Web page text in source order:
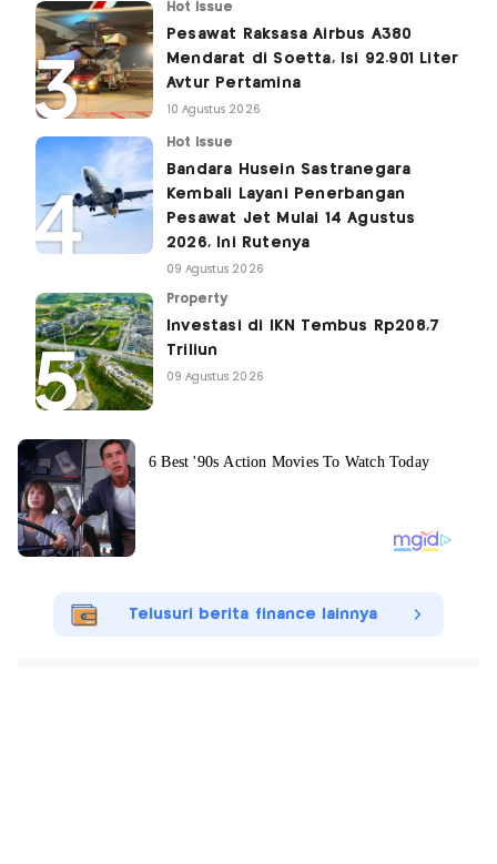
Hot Issue
Pesawat Raksasa Airbus A380
Mendarat di Soetta, Isi 92.901 Liter
Avtur Pertamina
10 Agustus 2026
Hot Issue
Bandara Husein Sastranegara
Kembali Layani Penerbangan
Pesawat Jet Mulai 14 Agustus
2026, Ini Rutenya
09 Agustus 2026
Property
Investasi di IKN Tembus Rp208,7
Triliun
09 Agustus 2026
Telusuri berita finance lainnya